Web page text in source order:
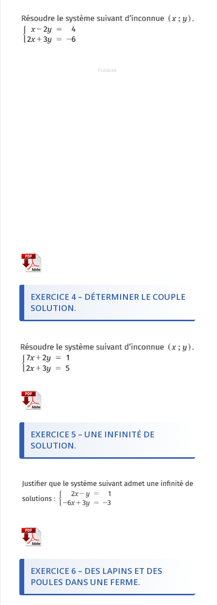
Publicité
EXERCICE 4 – DÉTERMINER LE COUPLE
SOLUTION.
EXERCICE 5 – UNE INFINITÉ DE
SOLUTION.
EXERCICE 6 – DES LAPINS ET DES
POULES DANS UNE FERME.